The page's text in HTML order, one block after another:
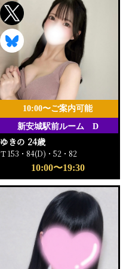
新安城駅前ルーム D
10:00〜ご案内可能
ゆきの 24歳
Ｔ153・84(D)・52・82
10:00〜19:30